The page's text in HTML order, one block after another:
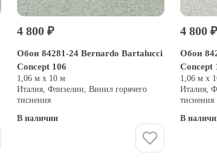
4 800 ₽
Обои 84281-24 Bernardo Bartalucci
Concept 106
1,06 м х 10 м
Италия, Флизелин, Винил горячего
тиснения
В наличии
4 800 ₽
Обои
Concept
1,06 м х
Италия,
тиснения
В